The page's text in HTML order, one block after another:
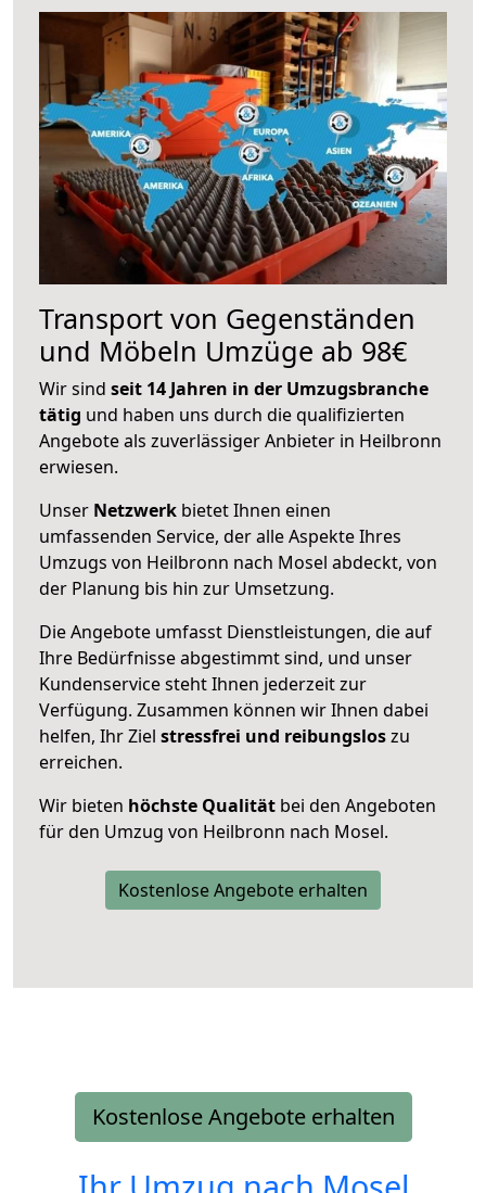
Transport von Gegenständen
und Möbeln Umzüge ab 98€
Wir sind seit 14 Jahren in der Umzugsbranche
tätig und haben uns durch die qualifizierten
Angebote als zuverlässiger Anbieter in Heilbronn
erwiesen.
Unser Netzwerk bietet Ihnen einen
umfassenden Service, der alle Aspekte Ihres
Umzugs von Heilbronn nach Mosel abdeckt, von
der Planung bis hin zur Umsetzung.
Die Angebote umfasst Dienstleistungen, die auf
Ihre Bedürfnisse abgestimmt sind, und unser
Kundenservice steht Ihnen jederzeit zur
Verfügung. Zusammen können wir Ihnen dabei
helfen, Ihr Ziel stressfrei und reibungsloszu
erreichen.
Wir bieten höchste Qualität bei den Angeboten
für den Umzug von Heilbronn nach Mosel.
Kostenlose Angebote erhalten
Kostenlose Angebote erhalten